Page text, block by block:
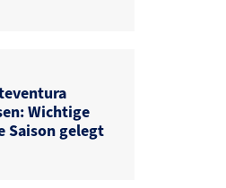
Wichtige
Saison gelegt